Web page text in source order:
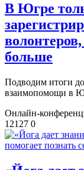
​В Югре
больше
Подводим итоги
взаимопомощи в
Онлайн-
12127 0